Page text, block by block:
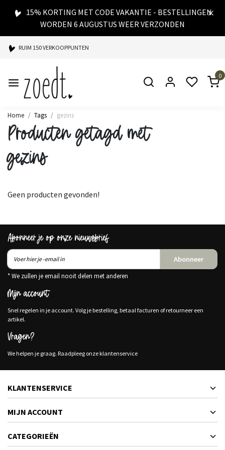
15% KORTING MET CODE VAKANTIE - BESTELLINGEN
WORDEN 6 AUGUSTUS WEER VERZONDEN
RUIM 150 VERKOOPPUNTEN
SPAARPUNTEN BIJ ELKE AANKOOP
SNELLE LEVERING
0
Home Tags gezins
Producten getagd met
gezins
Geen producten gevonden!
Abonneer je op onze nieuwsbrief
Abonneer
* We zullen je email nooit delen met anderen
Mijn account
Snel regelen in je account. Volg je bestelling, betaal facturen of retourneer een
artikel.
Vragen?
We helpen je graag. Raadpleeg onze klantenservice
KLANTENSERVICE
MIJN ACCOUNT
CATEGORIEËN